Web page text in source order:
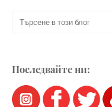
Последвайте ни: